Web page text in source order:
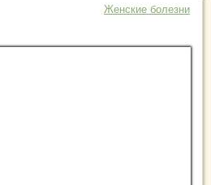
Женские болезни